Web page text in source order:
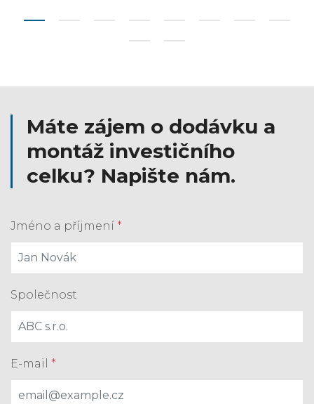
Máte zájem o dodávku a
montáž investičního
celku? Napište nám.
Jméno a příjmení *
Společnost
E-mail *